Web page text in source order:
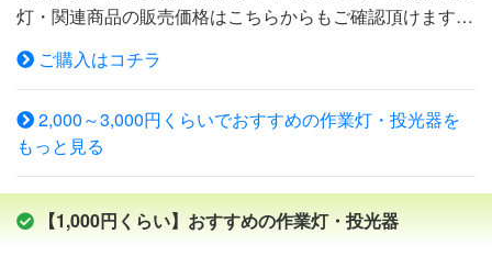
感を抑え、高反射、高放熱、低劣化が特徴です。■明るさ
が調整できるトップLEDライトは3Wの電球が2つ、最大2
40ルーメンの明るさを放つ。側面COBライトは5WのCOB
が付いており、最大400ルーメンの明るさを放つ。明るさ
の調整もボタン一つで可能。最大4.5時間連続で照射する
ことができる。シーンに合わせて使い分けることが可能
に。■充電式で電池不要！わずらわしい電池交換は不要。
長い目で見ると、経済的にもありがたい。USB充電なの
で、モバイルバッテリーやパソコンから充電することも可
灯・関連商品の販売価格はこちらからもご確認頂けます L
た。 以下のリンクをクリックしますと説明書を ダウンロ
ードしてお使い頂けます↓↓ ITEM INFORMATION 作業灯
を点灯した際にノイズの発生でお悩みの方に最適なNLAセ
レクトオリジナル作業灯。独自にノイズが発生しない為の
改良を行い、漁船や重機の等での無線のご使用、ラジオに
関しても問題なくご使用頂けます。 ノイズの発生を抑え
る為の補助パーツとしてフェライトコアも同梱しており、
ご購入はコチラ
2,000～3,000円くらいでおすすめの作業灯・投光器を
もっと見る
【1,000円くらい】おすすめの作業灯・投光器